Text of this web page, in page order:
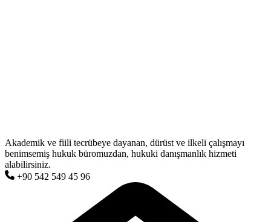
Akademik ve fiili tecrübeye dayanan, dürüst ve ilkeli çalışmayı
benimsemiş hukuk büromuzdan, hukuki danışmanlık hizmeti
alabilirsiniz.
+90 542 549 45 96